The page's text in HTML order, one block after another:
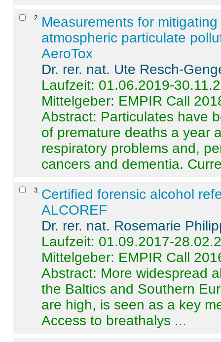
2
Measurements for
atmospheric particulate
AeroTox
Dr. rer. nat. Ute Resch-
Laufzeit: 01.06.2019-
Mittelgeber: EMPIR Call
Abstract: Particulates have
of premature deaths a year
respiratory problems and,
cancers and dementia.
3 Certified forensic alcohol
ALCOREF
Dr. rer. nat. Rosemarie
Laufzeit: 01.09.2017-
Mittelgeber: EMPIR Call
Abstract: More widespread
the Baltics and Southern
are high, is seen as a key
Access to breathalys ...